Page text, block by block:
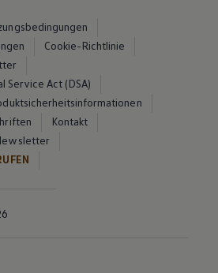
Cookie-Richtlinie
Service Act (DSA)
Kontakt